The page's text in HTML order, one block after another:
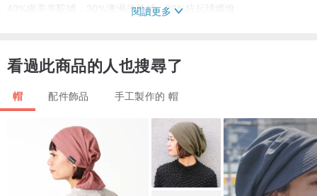
40%南美羊駝縛，30%澳洲羔羊絨，20%抗起球纖維
建議您用40度以下溫水或冷水手洗，洗完請輕甩，平放晾乾
送禮可加購禮盒
閱讀更多
看過此商品的人也搜尋了
帽 配件飾品 手工製作的 帽